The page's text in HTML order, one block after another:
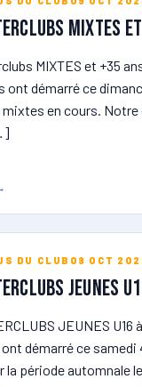
MIXTES
MIXTES et +35
ont démarré ce
en cours. Notre
→
DU CLUB 09 OCT
JEUNES
JEUNES U16
démarré ce samedi
la période automnale